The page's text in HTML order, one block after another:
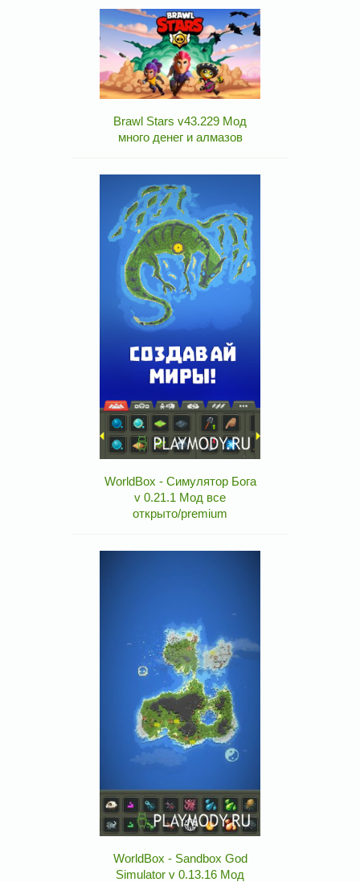
Brawl Stars v43.229 Мод
много денег и алмазов
WorldBox - Симулятор Бога
v 0.21.1 Мод все
открыто/premium
WorldBox - Sandbox God
Simulator v 0.13.16 Мод